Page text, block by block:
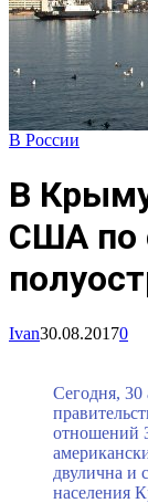
В России
В
США по
Ivan30.08.20170
Сегодня, 30
отношений
двулична и
населения